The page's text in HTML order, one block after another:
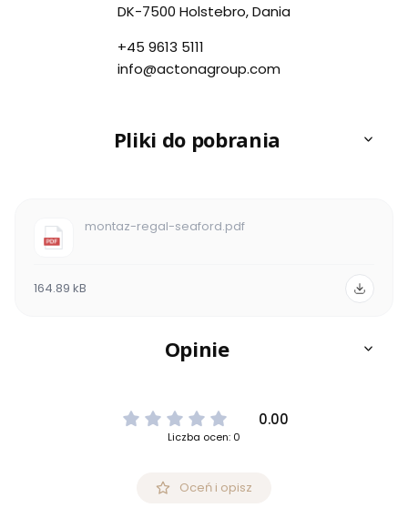
DK-7500 Holstebro, Dania
+45 9613 5111
info@actonagroup.com
Pliki do pobrania
montaz-regal-seaford.pdf
164.89 kB
Opinie
0.00
Liczba ocen: 0
Oceń i opisz